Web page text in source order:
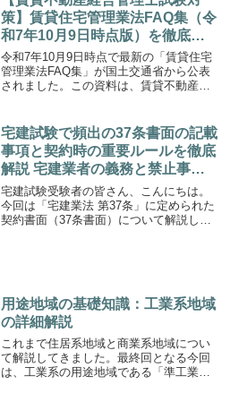
は世界26位とされま...
策】賃貸住宅管理業法FAQ集（令
和7年10月9日時点版）を徹底解
説！
令和7年10月9日時点で最新の「賃貸住宅
管理業法FAQ集」が国土交通省から公表
されました。この資料は、賃貸不動産経
要ポイントをわかりやすくまとめたもの
です。今回は、このF...
宅建試験で頻出の37条書面の記載
事項と契約時の重要ルールを徹底
解説 宅建業者の義務と禁止事項
まで例題つきで理解するまとめ記
事
宅建試験受験者の皆さん、こんにちは。
今回は「宅建業法 第37条」に定められた
契約書面（37条書面）について解説しま
用途地域の基礎知識：工業系地域
の詳細解説
これまで住居系地域と商業系地域につい
て解説してきました。最終回となる今回
は、工業系の用途地域である「準工業地